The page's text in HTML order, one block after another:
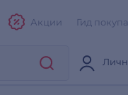
Акции Гид